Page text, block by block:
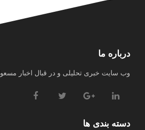
درباره ما
وب سایت خبری تحلیلی و در قبال اخبار
دسته بندی ها